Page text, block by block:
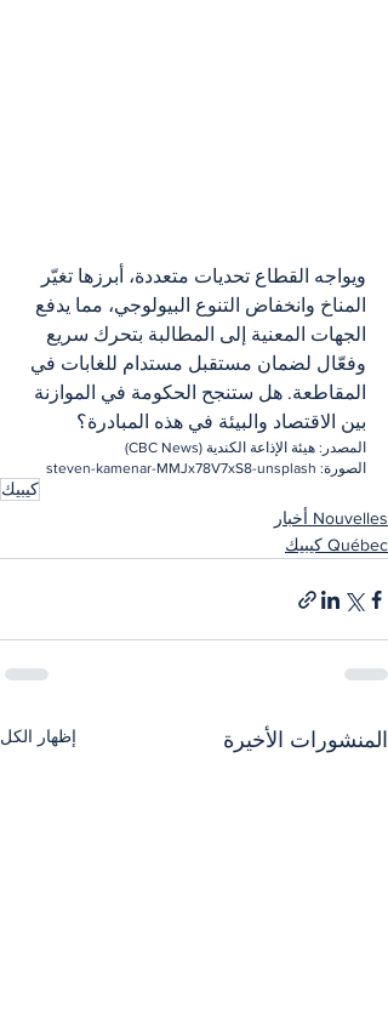
ويواجه القطاع تحديات متعددة، أبرزها تغيّر
المناخ وانخفاض التنوع البيولوجي، مما يدفع
الجهات المعنية إلى المطالبة بتحرك سريع
وفعّال لضمان مستقبل مستدام للغابات في
المقاطعة. هل ستنجح الحكومة في الموازنة
بين الاقتصاد والبيئة في هذه المبادرة؟
المصدر: هيئة الإذاعة الكندية (CBC News)
الصورة: steven-kamenar-MMJx78V7xS8-unsplash
كيبيك
Nouvelles أخبار
Québec كيبيك
المنشورات الأخيرة إظهار الكل